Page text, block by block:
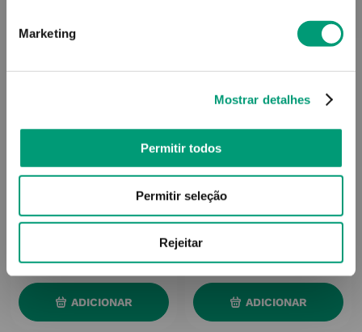
Marketing
Mostrar detalhes
Permitir todos
Permitir seleção
Rejeitar
ADVANCIS
Advancis Vitamina C
10,75 €
ADICIONAR
ADVANCIS
Advancis Foot Max Creme
Ureia 100ml
13,18 €
ADICIONAR